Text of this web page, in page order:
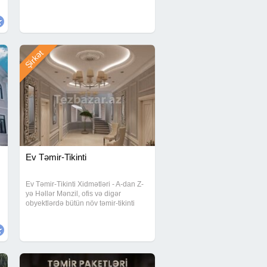
Ev Təmir-Tikinti
Ev Təmir-Tikinti Xidmətləri - A-dan Z-
yə Həllər Mənzil, ofis və digər
obyektlərdə bütün növ təmir-tikinti
Şirkət